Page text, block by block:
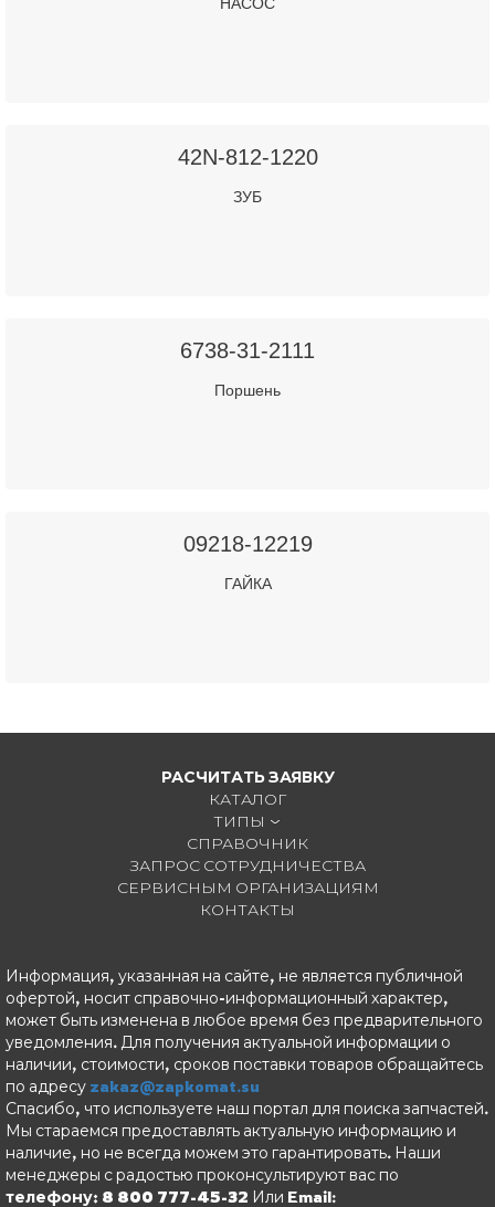
42N-812-1220
ЗУБ
6738-31-2111
Поршень
09218-12219
ГАЙКА
РАСЧИТАТЬ ЗАЯВКУ
КАТАЛОГ
ТИПЫ
СПРАВОЧНИК
ЗАПРОС СОТРУДНИЧЕСТВА
СЕРВИСНЫМ ОРГАНИЗАЦИЯМ
КОНТАКТЫ
Информация, указанная на сайте, не является публичной
офертой, носит справочно-информационный характер,
может быть изменена в любое время без предварительного
уведомления. Для получения актуальной информации о
наличии, стоимости, сроков поставки товаров обращайтесь
по адресу zakaz@zapkomat.su
Спасибо, что используете наш портал для поиска запчастей.
Мы стараемся предоставлять актуальную информацию и
наличие, но не всегда можем это гарантировать. Наши
менеджеры с радостью проконсультируют вас по
телефону: 8 800 777-45-32 Или Email: